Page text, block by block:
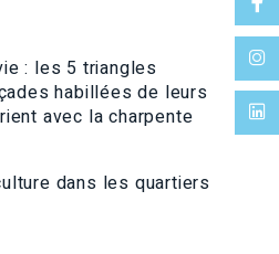
: les 5 triangles
habillées de leurs
avec la charpente
dans les quartiers